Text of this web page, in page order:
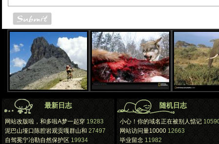
最新日志
网站改版啦，和多啦A梦一起穿 19283
泥巴山垭口陈腔岩观贡嘎群山和 27497
自驾冕宁冶勒自然保护区 19934
随机日志
小心！你的域名正在被别人惦记
网站访问量10000 12663
毕业留念 11982